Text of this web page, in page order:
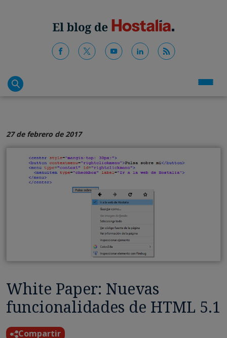
27 de febrero de 2017
White Paper: Nuevas
funcionalidades de HTML 5.1
Compartir